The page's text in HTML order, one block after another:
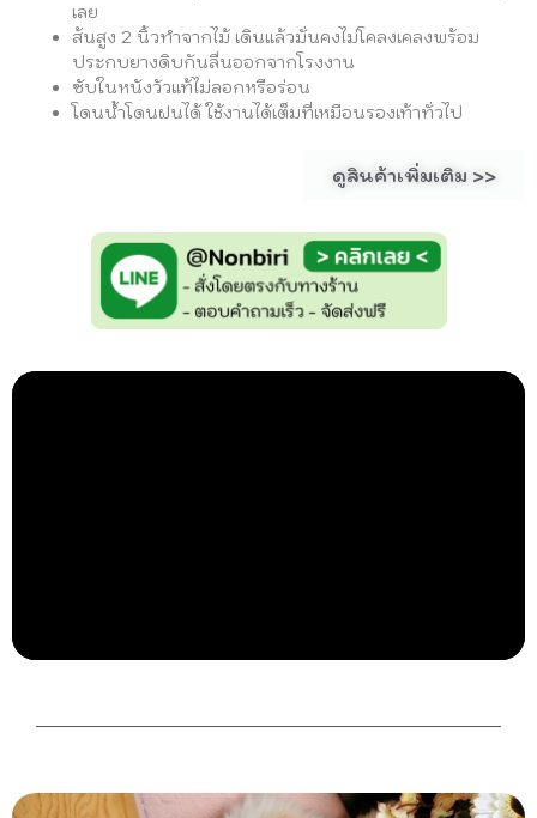
เลย
ส้นสูง 2 นิ้วทำจากไม้ เดินแล้วมั่นคงไม่โคลงเคลงพร้อม
ประกบยางดิบกันลื่นออกจากโรงงาน
ซับในหนังวัวแท้ไม่ลอกหรือร่อน
โดนน้ำโดนฝนได้ ใช้งานได้เต็มที่เหมือนรองเท้าทั่วไป
ดูสินค้าเพิ่มเติม >>